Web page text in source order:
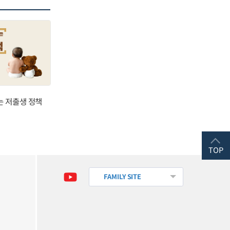
저출생 정책
FAMILY SITE
TOP